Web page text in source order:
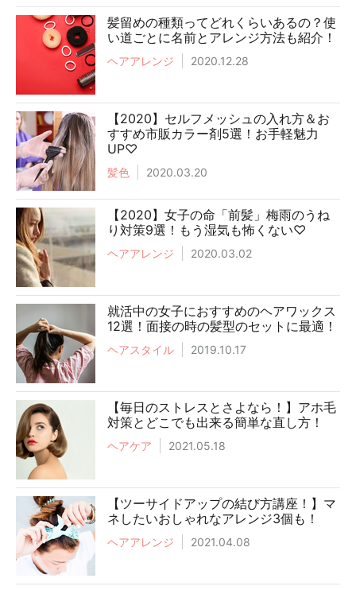
髪留めの種類ってどれくらいあるの？使
い道ごとに名前とアレンジ方法も紹介！
ヘアアレンジ 2020.12.28
【2020】セルフメッシュの入れ方＆お
すすめ市販カラー剤5選！お手軽魅力
UP♡
髪色 2020.03.20
【2020】女子の命「前髪」梅雨のうね
り対策9選！もう湿気も怖くない♡
ヘアアレンジ 2020.03.02
就活中の女子におすすめのヘアワックス
12選！面接の時の髪型のセットに最適！
ヘアスタイル 2019.10.17
【毎日のストレスとさよなら！】アホ毛
対策とどこでも出来る簡単な直し方！
ヘアケア 2021.05.18
【ツーサイドアップの結び方講座！】マ
ネしたいおしゃれなアレンジ3個も！
ヘアアレンジ 2021.04.08